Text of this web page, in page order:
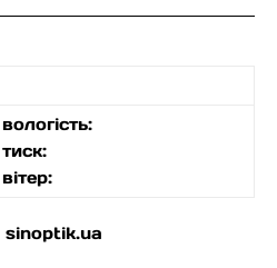
вологість:
тиск:
вітер:
sinoptik.ua